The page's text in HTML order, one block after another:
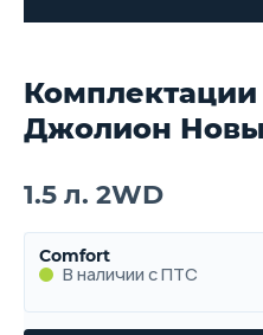
Джолион
1.5 л. 2WD
Comfort
В наличии с ПТС